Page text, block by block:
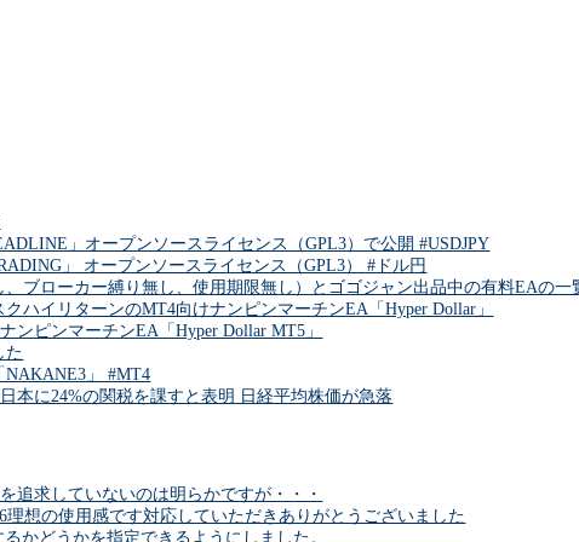
」オープンソースライセンス（GPL3）で公開 #USDJPY
」 オープンソースライセンス（GPL3） #ドル円
ブローカー縛り無し、使用期限無し）とゴゴジャン出品中の有料EAの一
ハイリターンのMT4向けナンピンマーチンEA「Hyper Dollar」
ンピンマーチンEA「Hyper Dollar MT5」
た
NAKANE3」 #MT4
本に24%の関税を課すと表明 日経平均株価が急落
追求していないのは明らかですが・・・
理想の使用感です対応していただきありがとうございました
かどうかを指定できるようにしました。